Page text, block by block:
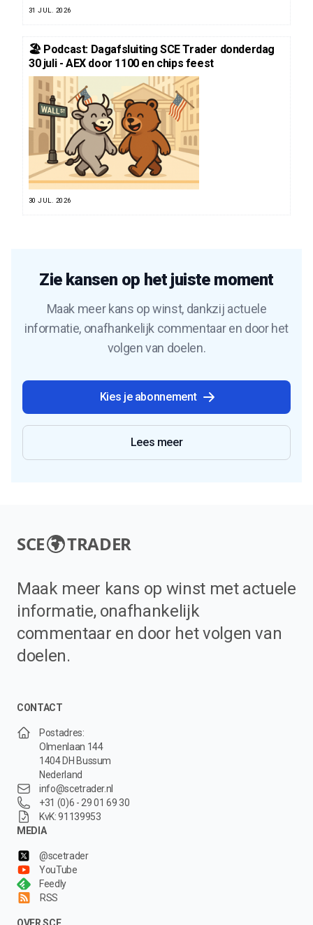
31 JUL. 2026
🏖️ Podcast: Dagafsluiting SCE Trader donderdag
30 juli - AEX door 1100 en chips feest
30 JUL. 2026
Zie kansen op het juiste moment
Maak meer kans op winst, dankzij actuele
informatie, onafhankelijk commentaar en door het
volgen van doelen.
Kies je abonnement
Lees meer
SCE TRADER
Maak meer kans op winst met actuele
informatie, onafhankelijk
commentaar en door het volgen van
doelen.
CONTACT
Postadres:
Olmenlaan 144
1404 DH Bussum
Nederland
info@scetrader.nl
+31 (0)6 - 29 01 69 30
KvK: 91139953
MEDIA
@scetrader
YouTube
Feedly
RSS